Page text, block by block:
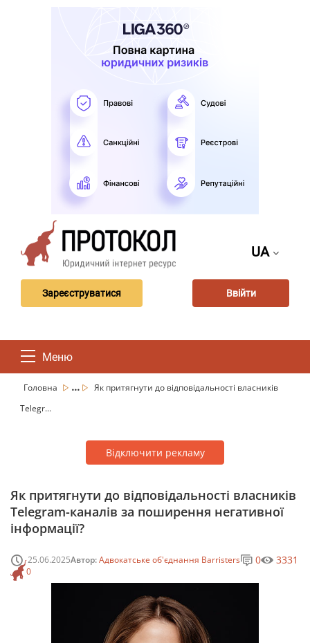
UA
Зареєструватися Ввійти
Меню
Головна ...
Як притягнути до відповідальності власників
Telegr...
Відключити рекламу
Як притягнути до відповідальності власників
Telegram-каналів за поширення негативної
інформації?
25.06.2025Автор:Адвокатське об'єднання Barristers
0
0 3331